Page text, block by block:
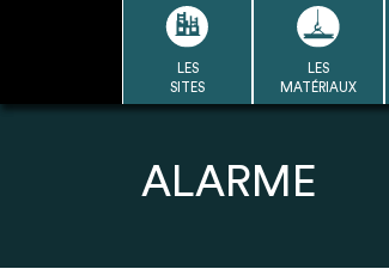
LES
SITES
LES
MATÉRIAUX
LA DÉMARCHE
ALARME